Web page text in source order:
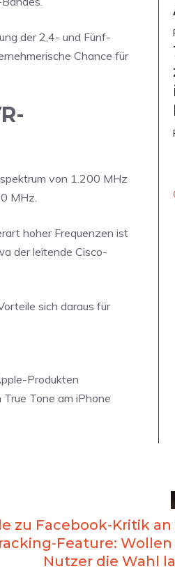
der 2,4- und Fünf-
Chance für
von 1.200 MHz
MHz.
hoher Frequenzen ist
der leitende Cisco-
sich daraus für
Produkten
Tone am iPhone
zu Facebook-Kritik an
Feature:
Nutzer die Wahl